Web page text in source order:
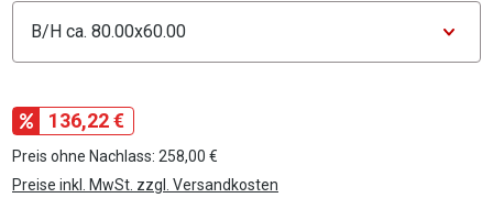
136,22 €
Preis ohne Nachlass: 258,00 €
Preise inkl. MwSt. zzgl. Versandkosten